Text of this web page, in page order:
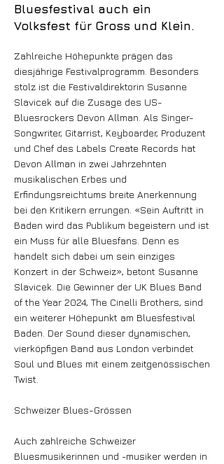
Bluesfestival auch ein
Volksfest für Gross und Klein.
Zahlreiche Höhepunkte prägen das
diesjährige Festivalprogramm. Besonders
stolz ist die Festivaldirektorin Susanne
Slavicek auf die Zusage des US-
Bluesrockers Devon Allman. Als Singer-
Songwriter, Gitarrist, Keyboarder, Produzent
und Chef des Labels Create Records hat
Devon Allman in zwei Jahrzehnten
musikalischen Erbes und
Erfindungsreichtums breite Anerkennung
bei den Kritikern errungen. «Sein Auftritt in
Baden wird das Publikum begeistern und ist
ein Muss für alle Bluesfans. Denn es
handelt sich dabei um sein einziges
Konzert in der Schweiz», betont Susanne
Slavicek. Die Gewinner der UK Blues Band
of the Year 2024, The Cinelli Brothers, sind
ein weiterer Höhepunkt am Bluesfestival
Baden. Der Sound dieser dynamischen,
vierköpfigen Band aus London verbindet
Soul und Blues mit einem zeitgenössischen
Twist.
Schweizer Blues-Grössen
Auch zahlreiche Schweizer
Bluesmusikerinnen und -musiker werden in